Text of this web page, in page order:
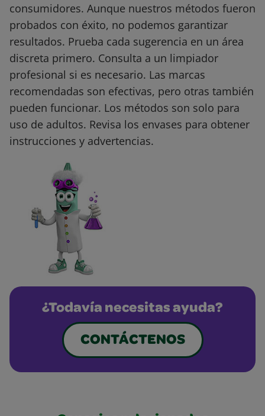
consumidores. Aunque nuestros métodos fueron
probados con éxito, no podemos garantizar
resultados. Prueba cada sugerencia en un área
discreta primero. Consulta a un limpiador
profesional si es necesario. Las marcas
recomendadas son efectivas, pero otras también
pueden funcionar. Los métodos son solo para
uso de adultos. Revisa los envases para obtener
instrucciones y advertencias.
¿Todavía necesitas ayuda?
CONTÁCTENOS